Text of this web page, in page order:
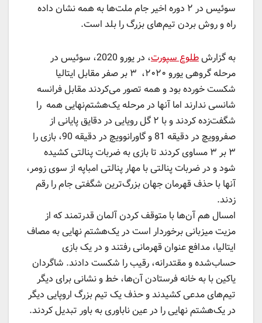
سوئیس در ۲ دوره اخیر جام ملت‌ها به همه نشان داده
راه و روش بردن تیم‌های بزرگ را بلد است.
به گزارشطلوع سپورت
، در یورو 2020، سوئیس در
مرحله گروهی یورو ۲۰۲۰، ۳ بر صفر مقابل ایتالیا
شکست خورده بود و همه تصور می‌کردند مقابل فرانسه
شانسی ندارند اما آنها در مرحله یک‌هشتم‌نهایی همه را
شگفت‌زده کردند و با ۲ گل رویایی در دقایق پایانی از
صفروویچ در دقیقه 81 و گاورانوویچ در دقیقه 90، بازی را
۳ بر ۳ مساوی کردند تا بازی به ضربات پنالتی کشیده
شود و در ضربات پنالتی با مهار پنالتی امباپه از سوی زومر،
آنها با حذف قهرمان جهان بزرگ‌ترین شگفتی جام را رقم
زدند.
امسال هم آن‌ها با متوقف کردن آلمان قدرتمند که از
مزیت میزبانی برخوردار است در یک‌هشتم نهایی به مصاف
ایتالیا، مدافع عنوان قهرمانی رفتند و در یک بازی
حساب‌شده و مقتدرانه، رقیب را شکست دادند. شاگردان
یاکین با به خانه فرستادن آن‌ها، خط و نشانی برای دیگر
تیم‌های مدعی کشیدند و حذف یک تیم بزرگ اروپایی دیگر
در یک‌هشتم نهایی را در عین ناباوری به باور تبدیل کردند.